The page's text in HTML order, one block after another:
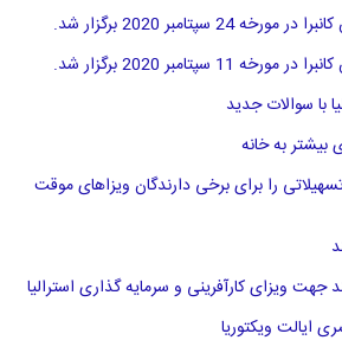
24 سپتامبر 2020 برگزار شد.
سپتامبر 2020 برگزار شد.
با سوالات جدید
بیشتر به خانه
تسهیلاتی را برای برخی دارندگان ویزاهای موقت
جهت ویزای کارآفرینی و سرمایه گذاری استرالیا
ایالت ویکتوریا